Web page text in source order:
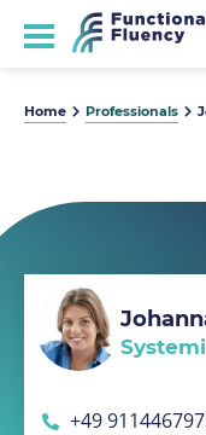
Home Professionals
+49